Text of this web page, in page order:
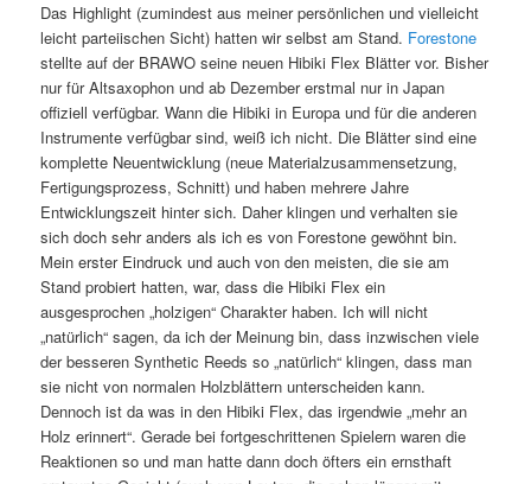
Das Highlight (zumindest aus meiner persönlichen und vielleicht
leicht parteiischen Sicht) hatten wir selbst am Stand. Forestone
stellte auf der BRAWO seine neuen Hibiki Flex Blätter vor. Bisher
nur für Altsaxophon und ab Dezember erstmal nur in Japan
offiziell verfügbar. Wann die Hibiki in Europa und für die anderen
Instrumente verfügbar sind, weiß ich nicht. Die Blätter sind eine
komplette Neuentwicklung (neue Materialzusammensetzung,
Fertigungsprozess, Schnitt) und haben mehrere Jahre
Entwicklungszeit hinter sich. Daher klingen und verhalten sie
sich doch sehr anders als ich es von Forestone gewöhnt bin.
Mein erster Eindruck und auch von den meisten, die sie am
Stand probiert hatten, war, dass die Hibiki Flex ein
ausgesprochen „holzigen“ Charakter haben. Ich will nicht
„natürlich“ sagen, da ich der Meinung bin, dass inzwischen viele
der besseren Synthetic Reeds so „natürlich“ klingen, dass man
sie nicht von normalen Holzblättern unterscheiden kann.
Dennoch ist da was in den Hibiki Flex, das irgendwie „mehr an
Holz erinnert“. Gerade bei fortgeschrittenen Spielern waren die
Reaktionen so und man hatte dann doch öfters ein ernsthaft